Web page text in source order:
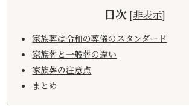
目次 [非表示]
家族葬は令和の葬儀のスタンダード
家族葬と一般葬の違い
家族葬の注意点
まとめ